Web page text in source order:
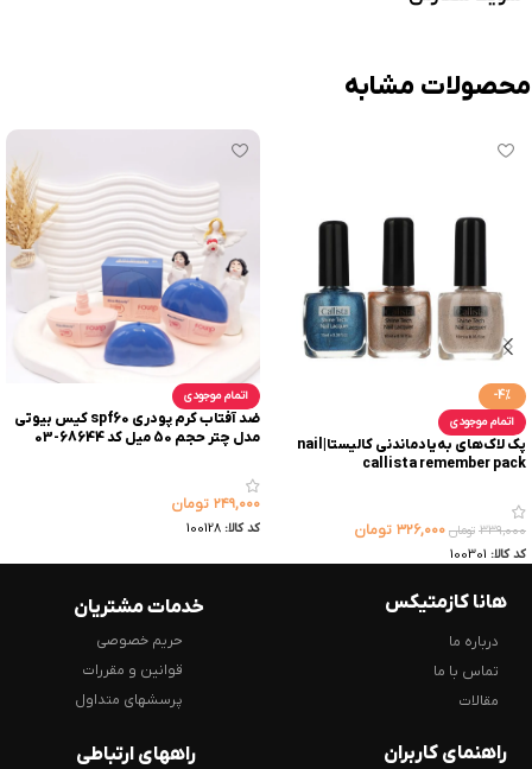
محصولات مشابه
-4%
اتمام موجودی
پک لاک‌های به‌یاد‌ماندنی کالیستا|nail
callista remember pack
۳۳۹,۰۰۰ تومان ۳۲۶,۰۰۰ تومان
کد کالا: 100301
اتمام موجودی
ضد آفتاب کرم پودری spf60 کیس بیوتی
مدل چتر حجم 50 میل کد 68644-03
۲۴۹,۰۰۰ تومان
کد کالا: 100128
هانا کازمتیکس
درباره ما
تماس با ما
مقالات
خدمات مشتریان
حریم خصوصی
قوانین و مقررات
پرسشهای متداول
راهنمای کاربران راههای ارتباطی